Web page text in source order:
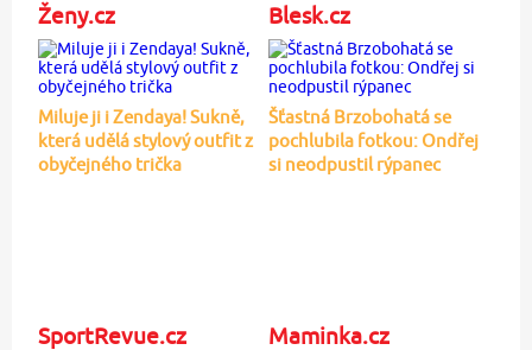
Ženy.cz
Miluje ji i Zendaya! Sukně,
která udělá stylový outfit z
obyčejného trička
Blesk.cz
Šťastná Brzobohatá se
pochlubila fotkou: Ondřej
si neodpustil rýpanec
SportRevue.cz Maminka.cz